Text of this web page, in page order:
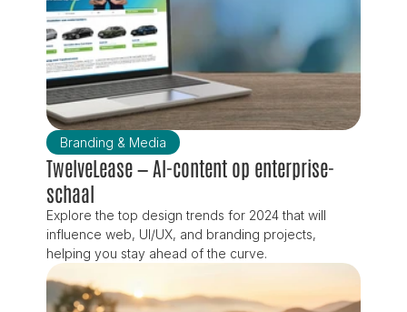
Branding & Media
TwelveLease — AI-content op enterprise-
schaal
Explore the top design trends for 2024 that will
influence web, UI/UX, and branding projects,
helping you stay ahead of the curve.